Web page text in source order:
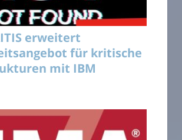
erweitert
für kritische
mit IBM